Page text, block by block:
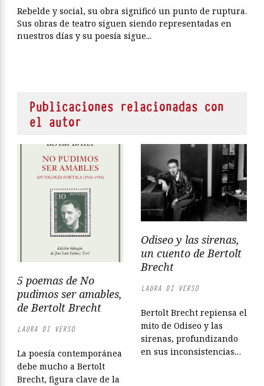
Rebelde y social, su obra significó un punto de ruptura.
Sus obras de teatro siguen siendo representadas en
nuestros días y su poesía sigue...
Publicaciones relacionadas con
el autor
5 poemas de No
pudimos ser amables,
de Bertolt Brecht
LAURA DI VERSO
La poesía contemporánea
debe mucho a Bertolt
Brecht, figura clave de la
Odiseo y las sirenas,
un cuento de Bertolt
Brecht
LAURA DI VERSO
Bertolt Brecht repiensa el
mito de Odiseo y las
sirenas, profundizando
en sus inconsistencias